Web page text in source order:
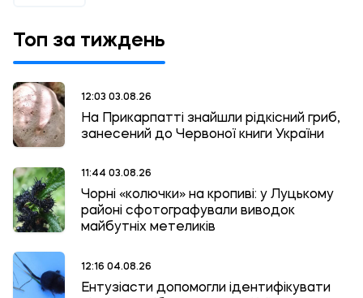
Топ за тиждень
12:03 03.08.26
На Прикарпатті знайшли рідкісний гриб,
занесений до Червоної книги України
11:44 03.08.26
Чорні «колючки» на кропиві: у Луцькому
районі сфотографували виводок
майбутніх метеликів
12:16 04.08.26
Ентузіасти допомогли ідентифікувати